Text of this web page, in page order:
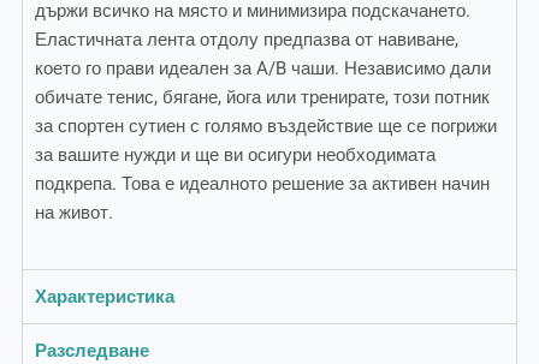
държи всичко на място и минимизира подскачането.
Еластичната лента отдолу предпазва от навиване,
което го прави идеален за A/B чаши. Независимо дали
обичате тенис, бягане, йога или тренирате, този потник
за спортен сутиен с голямо въздействие ще се погрижи
за вашите нужди и ще ви осигури необходимата
подкрепа. Това е идеалното решение за активен начин
на живот.
Характеристика
Разследване